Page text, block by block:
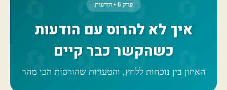
פרק 6 • הודעות
איך לא להרוס עם הודעות
כשהקשר כבר קיים
האיזון בין נוכחות ללחץ, והטעויות שהורסות הכי מהר